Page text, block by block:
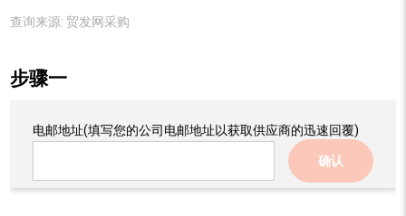
查询来源: 贸发网采购
步骤一
电邮地址(填写您的公司电邮地址以获取供应商的迅速回覆)
确认